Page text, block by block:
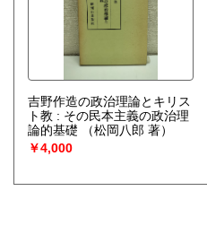
吉野作造の政治理論とキリス
ト教 : その民本主義の政治理
論的基礎
（松岡八郎 著）
￥4,000